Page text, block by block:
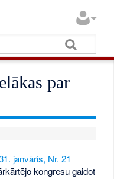
par
janvāris, Nr. 21
kongresu gaidot